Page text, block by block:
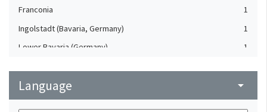
Franconia
1
Ingolstadt (Bavaria, Germany)
1
Lower Bavaria (Germany)
1
Language arrow_drop_down